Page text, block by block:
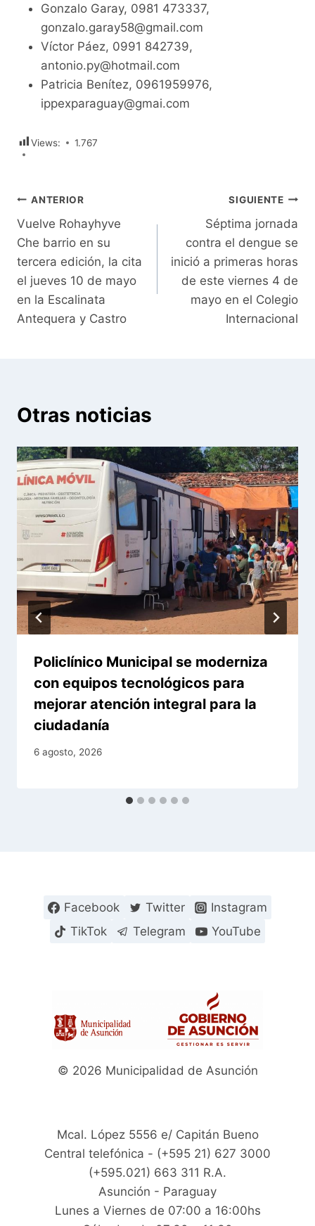
Gonzalo Garay, 0981 473337,
gonzalo.garay58@gmail.com
Víctor Páez, 0991 842739,
antonio.py@hotmail.com
Patricia Benítez, 0961959976,
ippexparaguay@gmai.com
Views: 1.767
Navegación
de
entradas
ANTERIOR
Vuelve Rohayhyve
Che barrio en su
tercera edición, la cita
el jueves 10 de mayo
en la Escalinata
Antequera y Castro
SIGUIENTE
Séptima jornada
contra el dengue se
inició a primeras horas
de este viernes 4 de
mayo en el Colegio
Internacional
Otras noticias
Policlínico Municipal se moderniza
con equipos tecnológicos para
mejorar atención integral para la
ciudadanía
6 agosto, 2026
Facebook Twitter
Instagram
TikTok
Telegram YouTube
© 2026 Municipalidad de Asunción
Mcal. López 5556 e/ Capitán Bueno
Central telefónica - (+595 21) 627 3000
(+595.021) 663 311 R.A.
Asunción - Paraguay
Lunes a Viernes de 07:00 a 16:00hs